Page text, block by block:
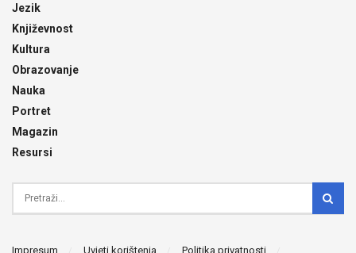
Jezik
Književnost
Kultura
Obrazovanje
Nauka
Portret
Magazin
Resursi
Impresum Uvjeti korištenja Politika privatnosti